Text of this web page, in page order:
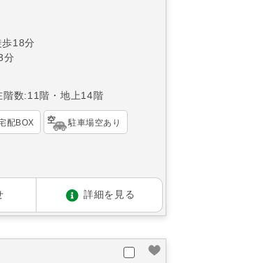
18分
分
階数:11階・地上14階
配BOX 駐車場空あり
詳細を見る